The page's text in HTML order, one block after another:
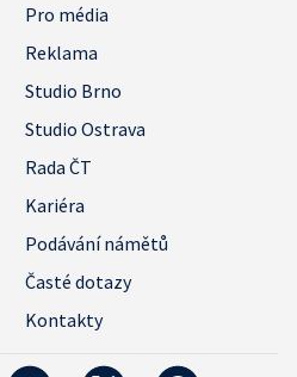
Pro média
Reklama
Studio Brno
Studio Ostrava
Rada ČT
Kariéra
Podávání námětů
Časté dotazy
Kontakty